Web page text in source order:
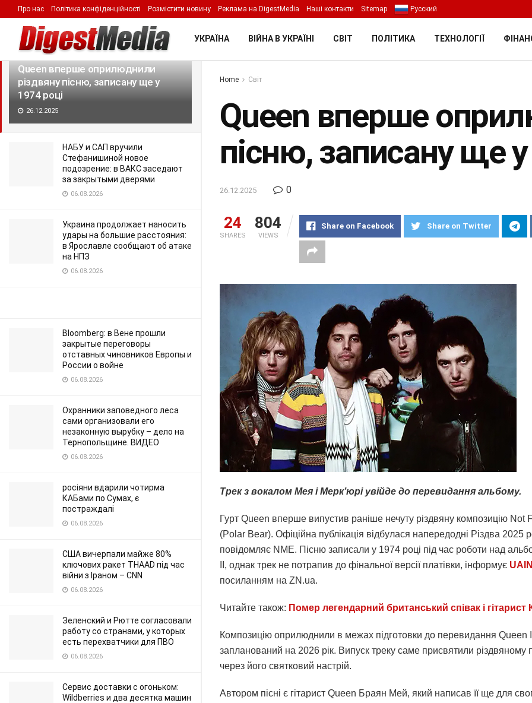
LATEST TRENDING Filter
Queen вперше оприлюднили
різдвяну пісню, записану ще у
1974 році
26.12.2025
НАБУ и САП вручили
Стефанишиной новое
подозрение: в ВАКС заседают
за закрытыми дверями
06.08.2026
Украина продолжает наносить
удары на большие расстояния:
в Ярославле сообщают об атаке
на НПЗ
06.08.2026
Bloomberg: в Вене прошли
закрытые переговоры
отставных чиновников Европы и
России о войне
06.08.2026
Охранники заповедного леса
сами организовали его
незаконную вырубку – дело на
Тернопольщине. ВИДЕО
06.08.2026
росіяни вдарили чотирма
КАБами по Сумах, є
постраждалі
06.08.2026
США вичерпали майже 80%
ключових ракет THAAD під час
війни з Іраном – CNN
06.08.2026
Зеленский и Рютте согласовали
работу со странами, у которых
есть перехватчики для ПВО
06.08.2026
Сервис доставки с огоньком:
Wildberries и два десятка машин
Про нас Політика конфіденційності Розмістити новину Реклама на DigestMedia Наші контакти Sitemap Русский
УКРАЇНА ВІЙНА В УКРАЇНІ СВІТ ПОЛІТИКА ТЕХНОЛОГІЇ
Home Світ
Queen вперше
пісню, записану ще
26.12.2025 0
24
SHARES
804
VIEWS
Share on Facebook Share on Twitter
Трек з вокалом Мея і Мерк’юрі увійде до перевидання альбому.
Гурт Queen вперше випустив раніше нечуту різдвяну композицію Not
(Polar Bear). Офіційна публікація відбулася напередодні Різдва 2025
повідомляє NME. Пісню записали у 1974 році під час роботи над
II, однак трек не потрапив до фінальної версії платівки, інформує
посиланням на ZN.ua.
Читайте також: Помер легендарний британський співак і гітарист
Композицію оприлюднили в межах підготовки до перевидання Queen
запланований на 2026 рік. Випуск треку саме присвятили різдвяному
через його святковий настрій.
Автором пісні є гітарист Queen Браян Мей, який написав її ще для